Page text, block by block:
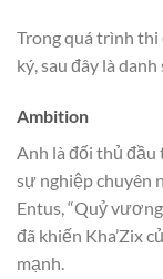
Trong quá trình thi
ký, sau đây là
Ambition
Anh là đối thủ
sự nghiệp chuyên
Entus, “Quỷ
đã khiến Kha’Zix
mạnh.